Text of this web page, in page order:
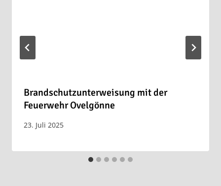
Brandschutzunterweisung mit der
Feuerwehr Ovelgönne
23. Juli 2025